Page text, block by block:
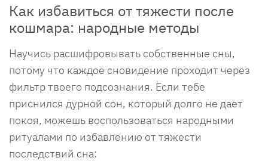
Как избавиться от тяжести после
кошмара: народные методы
Научись расшифровывать собственные сны,
потому что каждое сновидение проходит через
фильтр твоего подсознания. Если тебе
приснился дурной сон, который долго не дает
покоя, можешь воспользоваться народными
ритуалами по избавлению от тяжести
последствий сна: